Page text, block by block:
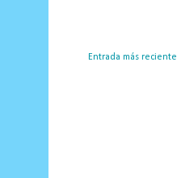
Entrada más reciente